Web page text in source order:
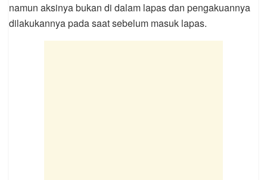
namun aksinya bukan di dalam lapas dan pengakuannya
dilakukannya pada saat sebelum masuk lapas.